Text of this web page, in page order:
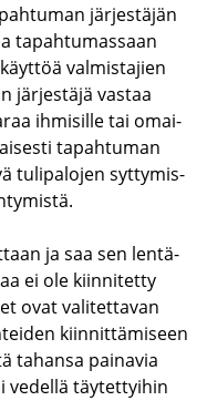
jär­jes­tä­jän
ta­pah­tu­mas­saan
val­mis­ta­jien
jär­jes­tä­jä vas­taa
ih­mi­sil­le tai omai­
ta­pah­tu­man
tu­li­pa­lo­jen syt­ty­mis­
ja saa sen len­tä­
ei ole kiin­ni­tet­ty
ovat va­li­tet­ta­van
kiin­nit­tä­mi­seen
ta­han­sa pai­na­via
ve­del­lä täy­tet­tyi­hin